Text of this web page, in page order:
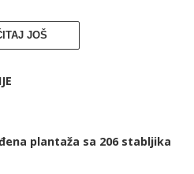
JOŠ
plantaža sa 206 stabljika